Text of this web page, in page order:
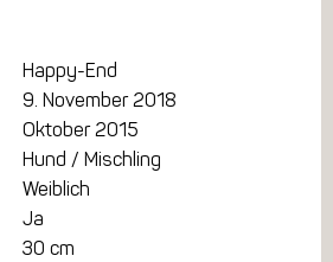
Happy-End
9. November 2018
Oktober 2015
Hund / Mischling
Weiblich
Ja
30 cm